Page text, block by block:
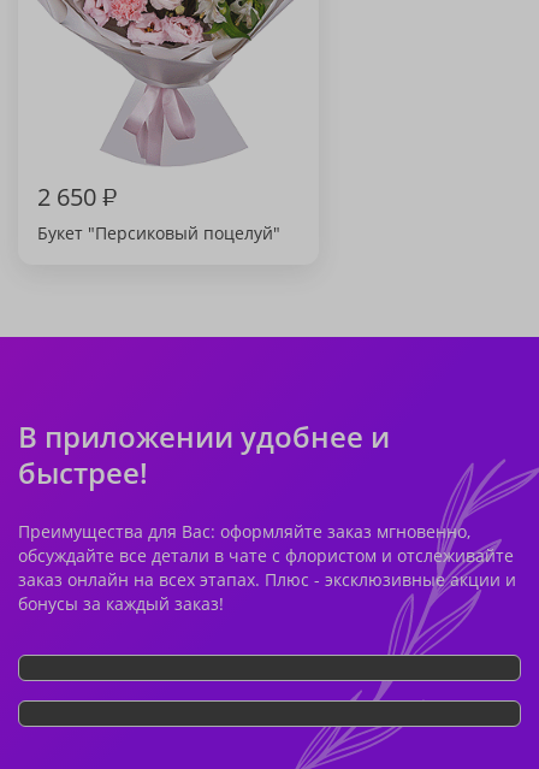
2 650₽
Букет "Персиковый поцелуй"
В приложении удобнее и
быстрее!
Преимущества для Вас: оформляйте заказ мгновенно,
обсуждайте все детали в чате с флористом и отслеживайте
заказ онлайн на всех этапах. Плюс - эксклюзивные акции и
бонусы за каждый заказ!